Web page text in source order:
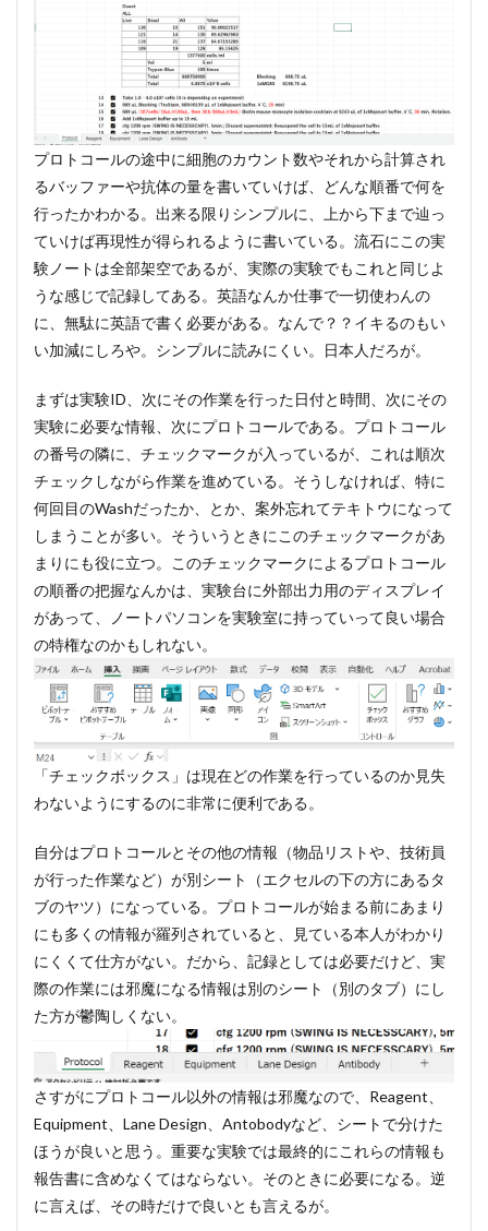
プロトコールの途中に細胞のカウント数やそれから計算され
るバッファーや抗体の量を書いていけば、どんな順番で何を
行ったかわかる。出来る限りシンプルに、上から下まで辿っ
ていけば再現性が得られるように書いている。流石にこの実
験ノートは全部架空であるが、実際の実験でもこれと同じよ
うな感じで記録してある。英語なんか仕事で一切使わんの
に、無駄に英語で書く必要がある。なんで？？イキるのもい
い加減にしろや。シンプルに読みにくい。日本人だろが。
まずは実験ID、次にその作業を行った日付と時間、次にその
実験に必要な情報、次にプロトコールである。プロトコール
の番号の隣に、チェックマークが入っているが、これは順次
チェックしながら作業を進めている。そうしなければ、特に
何回目のWashだったか、とか、案外忘れてテキトウになって
しまうことが多い。そういうときにこのチェックマークがあ
まりにも役に立つ。このチェックマークによるプロトコール
の順番の把握なんかは、実験台に外部出力用のディスプレイ
があって、ノートパソコンを実験室に持っていって良い場合
の特権なのかもしれない。
「チェックボックス」は現在どの作業を行っているのか見失
わないようにするのに非常に便利である。
自分はプロトコールとその他の情報（物品リストや、技術員
が行った作業など）が別シート（エクセルの下の方にあるタ
ブのヤツ）になっている。プロトコールが始まる前にあまり
にも多くの情報が羅列されていると、見ている本人がわかり
にくくて仕方がない。だから、記録としては必要だけど、実
際の作業には邪魔になる情報は別のシート（別のタブ）にし
た方が鬱陶しくない。
さすがにプロトコール以外の情報は邪魔なので、Reagent、
Equipment、Lane Design、Antobodyなど、シートで分けた
ほうが良いと思う。重要な実験では最終的にこれらの情報も
報告書に含めなくてはならない。そのときに必要になる。逆
に言えば、その時だけで良いとも言えるが。